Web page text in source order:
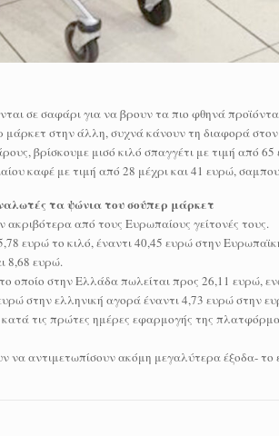
σε σαφάρι για να βρουν τα πιο φθηνά
στην άλλη, συχνά κάνουν τη διαφορά
βρίσκουμε μισό κιλό σπαγγέτι με τιμή από
καφέ με τιμή από 28 μέχρι και 41 ευρώ,
τα ψώνια του σούπερ μάρκετ
από τους Ευρωπαίους γείτονές τους.
ευρώ το κιλό, έναντι 40,45 ευρώ στην
8,68 ευρώ.
στην Ελλάδα πωλείται προς 26,11 ευρώ,
στην ελληνική αγορά έναντι 4,73 ευρώ στην
τις πρώτες ημέρες εφαρμογής της
αντιμετωπίσουν ακόμη μεγαλύτερα έξοδα- το